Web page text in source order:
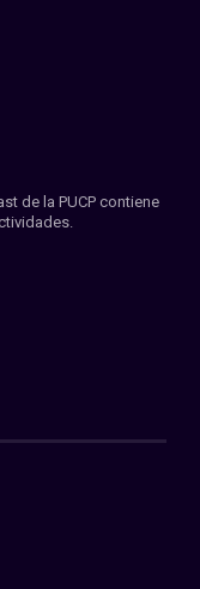
de la PUCP contiene